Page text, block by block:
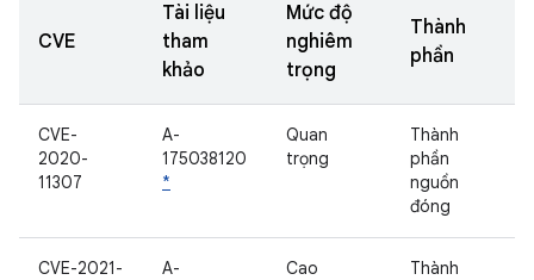
CVE
Tài liệu
tham
khảo
Mức độ
nghiêm
trọng
Thành
phần
CVE-
2020-
11307
A-
175038120
*
Quan
trọng
Thành
phần
nguồn
đóng
CVE-2021-
A-
Cao
Thành